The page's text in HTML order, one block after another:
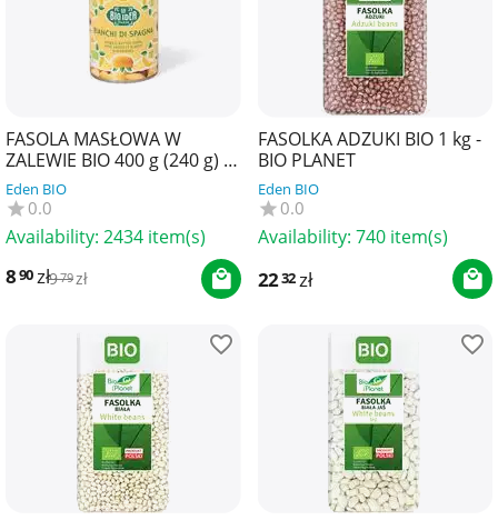
FASOLA MASŁOWA W
ZALEWIE BIO 400 g (240 g) -
LA BIO IDEA
Eden BIO
0.0
Availability: 2434 item(s)
890zł979zł
FASOLKA ADZUKI BIO 1 kg -
BIO PLANET
Eden BIO
0.0
Availability: 740 item(s)
2232zł